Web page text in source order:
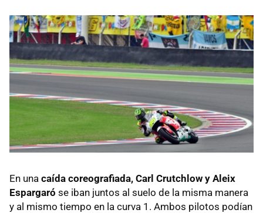
En una caída coreografiada, Carl Crutchlow y Aleix
Espargaró se iban juntos al suelo de la misma manera
y al mismo tiempo en la curva 1. Ambos pilotos podían